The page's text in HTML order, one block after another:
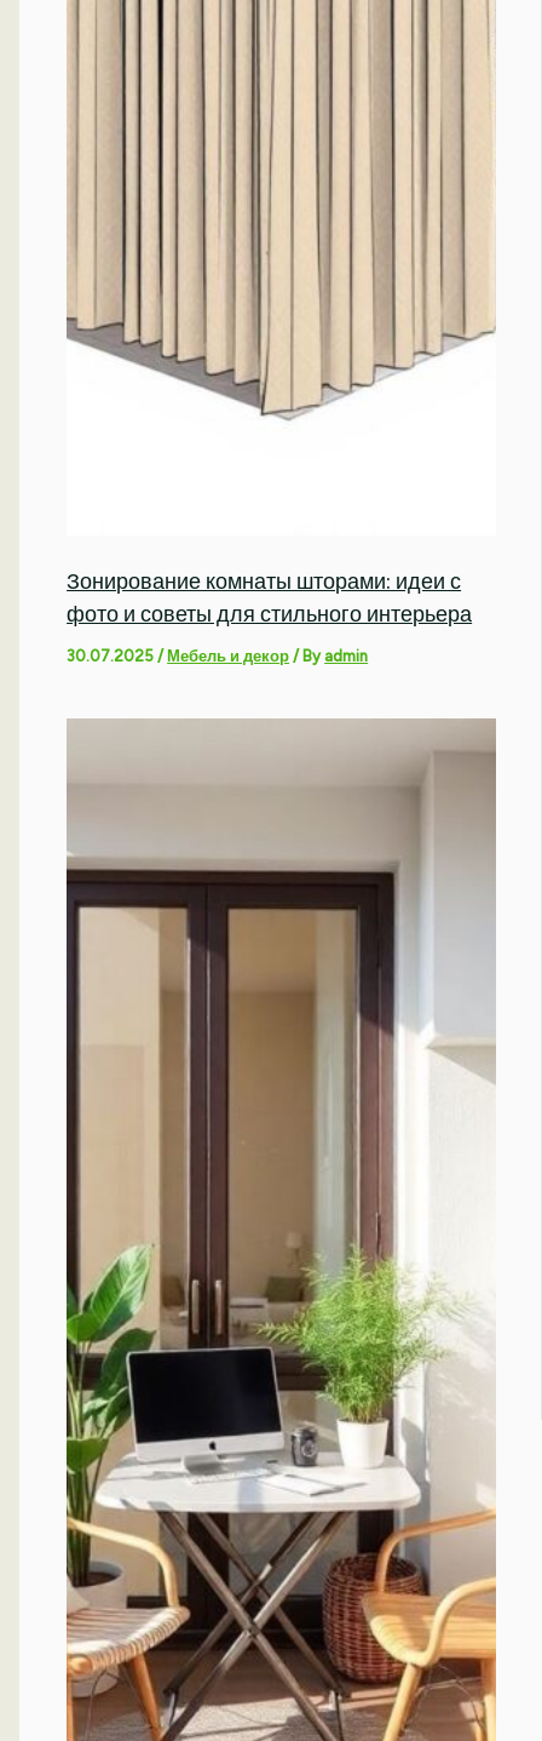
Зонирование комнаты шторами: идеи с
фото и советы для стильного интерьера
30.07.2025/ Мебель и декор / Byadmin